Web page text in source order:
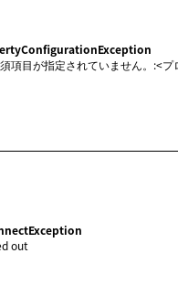
項目が指定されていません。:<プ
out